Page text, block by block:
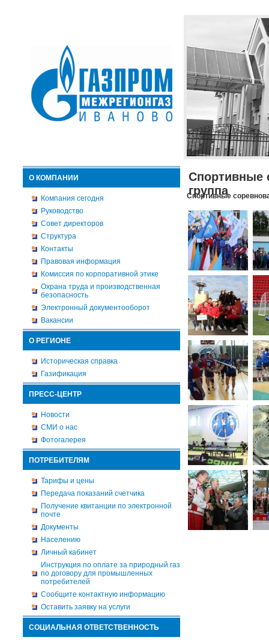
О КОМПАНИИ
Компания сегодня
Руководство
Совет директоров
Структура
Контакты
Правовая информация
Комиссия по корпоративной этике
Охрана труда и производственная
безопасность
Электронный документооборот
Вакансии
О РЕГИОНЕ
Историческая справка
Газификация
ПРЕСС-ЦЕНТР
Новости
СМИ о нас
Фотогалерея
ПОТРЕБИТЕЛЯМ
Тарифы и цены
Передача показаний счетчика
Получение квитанции по электронной
почте
Документы
Населению
Личный кабинет
Инструкция по оплате за природный газ
по договору для промышленных
потребителей
Сообщите контактную информацию
Оставить заявку на услуги
СОЦИАЛЬНАЯ ОТВЕТСТВЕННОСТЬ
Спортивные
группа
Спортивные